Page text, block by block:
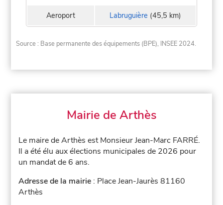
Aeroport Labruguière (45,5 km)
Source : Base permanente des équipements (BPE), INSEE 2024.
Mairie de Arthès
Le maire de Arthès est Monsieur Jean-Marc FARRÉ.
Il a été élu aux élections municipales de 2026 pour
un mandat de 6 ans.
Adresse de la mairie : Place Jean-Jaurès 81160
Arthès